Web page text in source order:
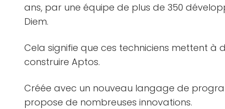
ans, par une équipe de plus de 350
Diem.
Cela signifie que ces techniciens mettent à
construire Aptos.
Créée avec un nouveau langage de
propose de nombreuses innovations.